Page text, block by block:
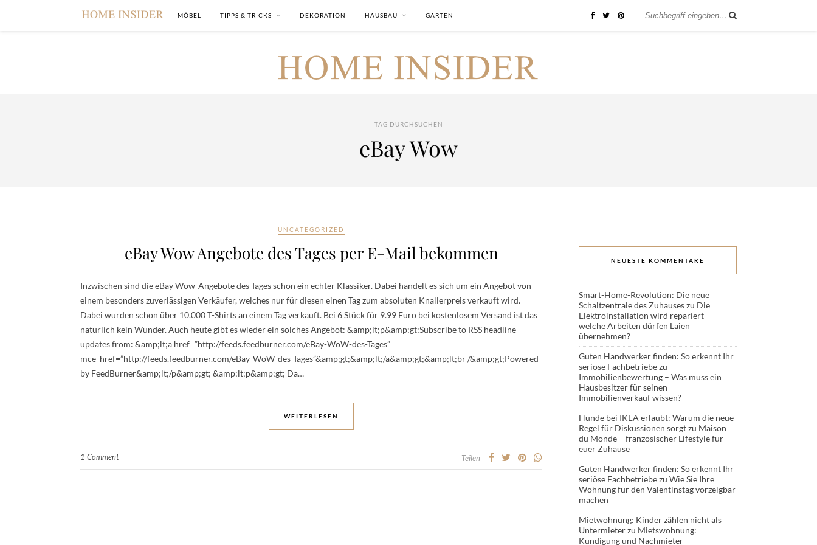
MÖBEL TIPPS & TRICKS DEKORATION HAUSBAU GARTEN
TAG DURCHSUCHEN
eBay Wow
UNCATEGORIZED
eBay Wow Angebote des Tages per E-Mail bekommen
Inzwischen sind die eBay Wow-Angebote des Tages schon ein echter Klassiker. Dabei handelt es sich um ein Angebot von
einem besonders zuverlässigen Verkäufer, welches nur für diesen einen Tag zum absoluten Knallerpreis verkauft wird.
Dabei wurden schon über 10.000 T-Shirts an einem Tag verkauft. Bei 6 Stück für 9.99 Euro bei kostenlosem Versand ist das
natürlich kein Wunder. Auch heute gibt es wieder ein solches Angebot: &amp;lt;p&amp;gt;Subscribe to RSS headline
updates from: &amp;lt;a href=”http://feeds.feedburner.com/eBay-WoW-des-Tages”
mce_href=”http://feeds.feedburner.com/eBay-WoW-des-Tages”&amp;gt;&amp;lt;/a&amp;gt;&amp;lt;br /&amp;gt;Powered
by FeedBurner&amp;lt;/p&amp;gt; &amp;lt;p&amp;gt; Da…
WEITERLESEN
1 Comment Teilen
NEUESTE KOMMENTARE
Smart-Home-Revolution: Die neue
Schaltzentrale des Zuhauseszu Die
Elektroinstallation wird repariert –
welche Arbeiten dürfen Laien
übernehmen?
Guten Handwerker finden: So erkennt Ihr
seriöse Fachbetriebezu
Immobilienbewertung – Was muss ein
Hausbesitzer für seinen
Immobilienverkauf wissen?
Hunde bei IKEA erlaubt: Warum die neue
Regel für Diskussionen sorgtzu Maison
du Monde – französischer Lifestyle für
euer Zuhause
Guten Handwerker finden: So erkennt Ihr
seriöse Fachbetriebezu Wie Sie Ihre
Wohnung für den Valentinstag vorzeigbar
machen
Mietwohnung: Kinder zählen nicht als
Untermieterzu Mietswohnung:
Kündigung und Nachmieter